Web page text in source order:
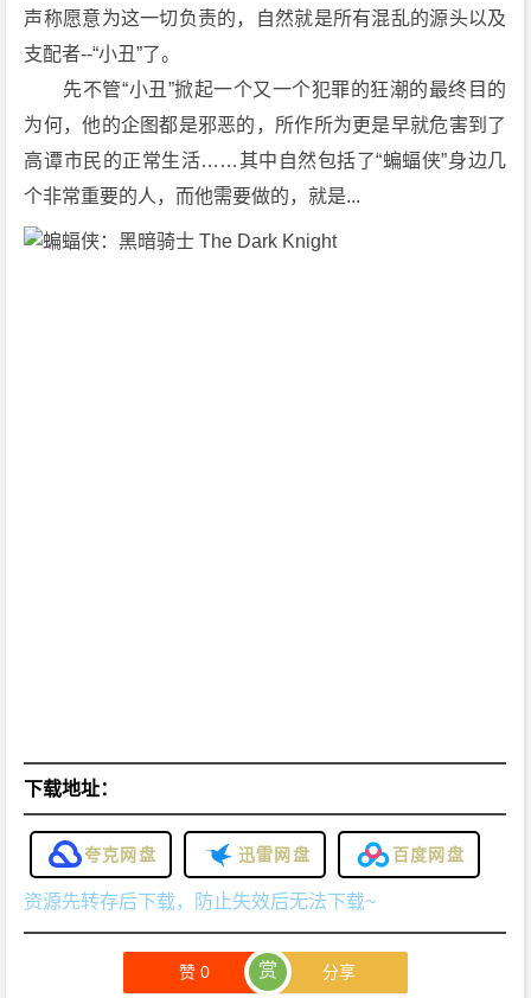
[惊
[犯
[美
国]
4
声称愿意为这一切负责的，自然就是所有混乱的源头以及
支配者--“小丑”了。
先不管“小丑”掀起一个又一个犯罪的狂潮的最终目的
为何，他的企图都是邪恶的，所作所为更是早就危害到了
高谭市民的正常生活……其中自然包括了“蝙蝠侠”身边几
个非常重要的人，而他需要做的，就是...
下载地址：
夸克网盘 迅雷网盘 百度网盘
资源先转存后下载，防止失效后无法下载~
赞0 赏 分享